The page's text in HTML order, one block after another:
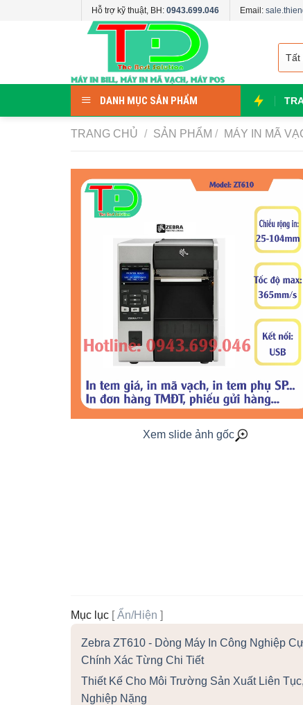
Hỗ trợ kỹ thuật, BH: 0943.699.046 Email:
DANH MỤC SẢN PHẨM
TRANG CHỦ / SẢN PHẨM / MÁY IN MÃ
Xem slide ảnh gốc
Mục lục [Ẩn/Hiện ]
Zebra ZT610 - Dòng Máy In Công Nghiệp
Chính Xác Từng Chi Tiết
Thiết Kế Cho Môi Trường Sản Xuất Liên
Nghiệp Nặng